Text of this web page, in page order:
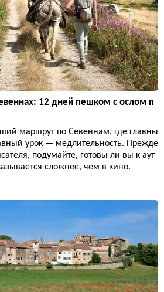
12 дней пешком с ослом п
маршрут по Севеннам, где главны
урок — медлительность. Прежде
подумайте, готовы ли вы к аут
сложнее, чем в кино.